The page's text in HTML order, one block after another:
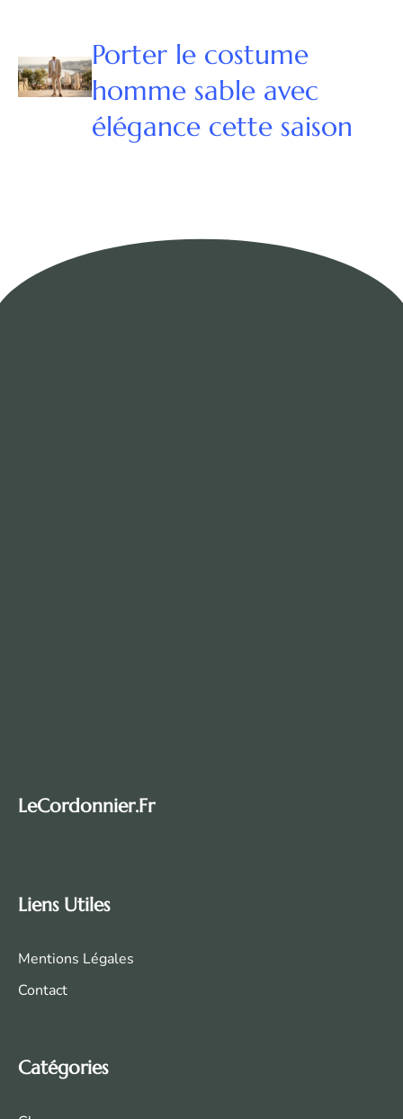
Porter le costume
homme sable avec
élégance cette saison
LeCordonnier.fr
Liens Utiles
Mentions Légales
Contact
Catégories